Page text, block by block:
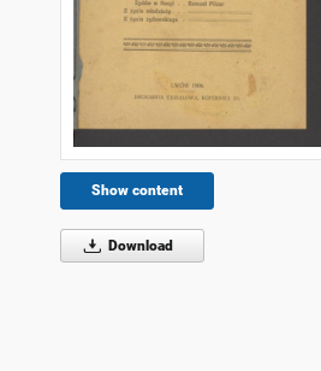
Show content
Download